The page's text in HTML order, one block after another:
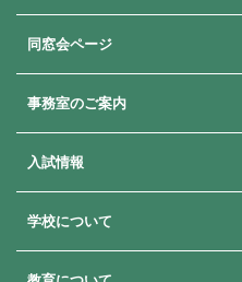
同窓会ページ
事務室のご案内
入試情報
学校説明会
学校について